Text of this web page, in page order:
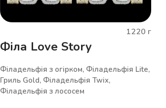
1220 г
Філа Love Story
Філадельфія з огірком, Філадельфія Lite,
Гриль Gold, Філадельфія Twix,
Філадельфія з лососем